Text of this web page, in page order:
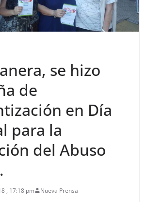
se hizo
de
en Día
para la
del Abuso
, 17:18 pm Nueva Prensa